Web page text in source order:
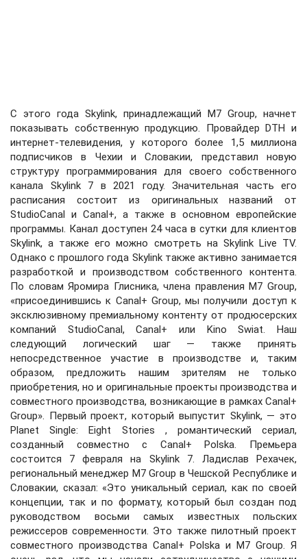
C этого года Skylink, принадлежащий M7 Group, начнет
показывать собственную продукцию. Провайдер DTH и
интернет-телевидения, у которого более 1,5 миллиона
подписчиков в Чехии и Словакии, представил новую
структуру программирования для своего собственного
канала Skylink 7 в 2021 году. Значительная часть его
расписания состоит из оригинальных названий от
StudioCanal и Canal+, а также в основном европейские
программы. Канал доступен 24 часа в сутки для клиентов
Skylink, а также его можно смотреть на Skylink Live TV.
Однако с прошлого года Skylink также активно занимается
разработкой и производством собственного контента.
По словам Яромира Глисника, члена правления M7 Group,
«присоединившись к Canal+ Group, мы получили доступ к
эксклюзивному премиальному контенту от продюсерских
компаний StudioCanal, Canal+ или Kino Swiat. Наш
следующий логический шаг — также принять
непосредственное участие в производстве и, таким
образом, предложить нашим зрителям не только
приобретения, но и оригинальные проекты производства и
совместного производства, возникающие в рамках Canal+
Group». Первый проект, который выпустит Skylink, — это
Planet Single: Eight Stories , романтический сериал,
созданный совместно с Canal+ Polska. Премьера
состоится 7 февраля на Skylink 7. Ладислав Рехачек,
региональный менеджер M7 Group в Чешской Республике и
Словакии, сказал: «Это уникальный сериал, как по своей
концепции, так и по формату, который был создан под
руководством восьми самых известных польских
режиссеров современности. Это также пилотный проект
совместного производства Canal+ Polska и M7 Group. Я